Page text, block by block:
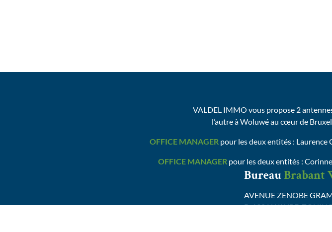
VALDEL IMMO vous propose 2
l’autre à Woluwé au cœur de
OFFICE MANAGER pour les deux entités : Laurence
OFFICE MANAGER pour les deux entités :
BureauBrabant
AVENUE ZENOBE
B-1301 WAVRE-